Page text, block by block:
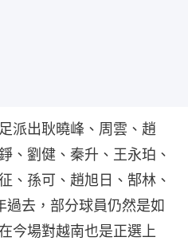
派出耿曉峰、周雲、趙
、劉健、秦升、王永珀、
、孫可、趙旭日、郜林、
去，部分球員仍然是如
今場對越南也是正選上